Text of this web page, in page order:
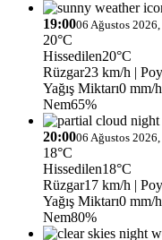
19:0006 Ağustos 2026,
20°C
Hissedilen20°C
Rüzgar23 km/h |
Yağış Miktarı0 mm/h
Nem65%
20:0006 Ağustos 2026,
18°C
Hissedilen18°C
Rüzgar17 km/h |
Yağış Miktarı0 mm/h
Nem80%